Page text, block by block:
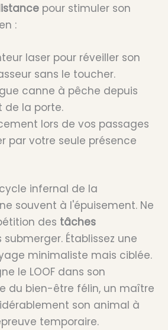
pour stimuler son
:
laser pour réveiller son
sans le toucher.
canne à pêche depuis
de la porte.
lors de vos passages
par votre seule présence
infernal de la
souvent à l'épuisement. Ne
des tâches
submerger. Établissez une
minimaliste mais ciblée.
le LOOF dans son
du bien-être félin, un maître
son animal à
temporaire.